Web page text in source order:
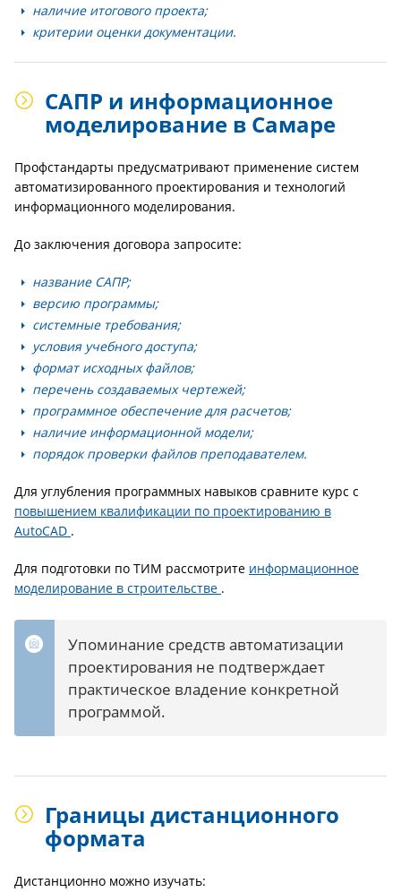
наличие итогового проекта;
критерии оценки документации.
САПР и информационное
моделирование в Самаре
Профстандарты предусматривают применение систем
автоматизированного проектирования и технологий
информационного моделирования.
До заключения договора запросите:
название САПР;
версию программы;
системные требования;
условия учебного доступа;
формат исходных файлов;
перечень создаваемых чертежей;
программное обеспечение для расчетов;
наличие информационной модели;
порядок проверки файлов преподавателем.
Для углубления программных навыков сравните курс с
повышением квалификации по проектированию в
AutoCAD .
Для подготовки по ТИМ рассмотрите информационное
моделирование в строительстве .
Упоминание средств автоматизации
проектирования не подтверждает
практическое владение конкретной
программой.
Границы дистанционного
формата
Дистанционно можно изучать: